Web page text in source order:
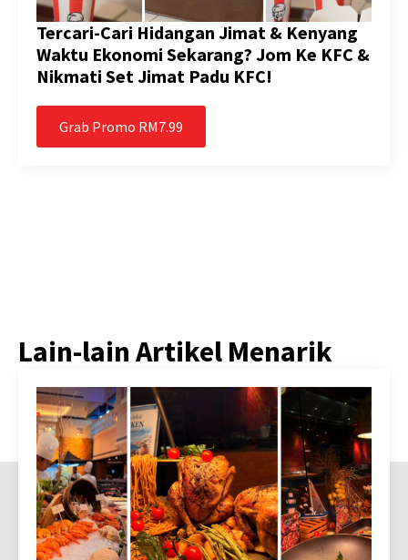
Tercari-Cari Hidangan Jimat & Kenyang
Waktu Ekonomi Sekarang? Jom Ke KFC &
Nikmati Set Jimat Padu KFC!
Grab Promo RM7.99
Lain-lain Artikel Menarik